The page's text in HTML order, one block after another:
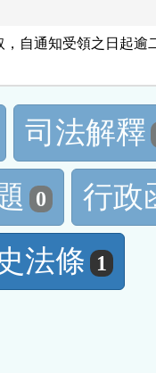
自通知受領之日起逾
司法解釋
0
行政
法條 1